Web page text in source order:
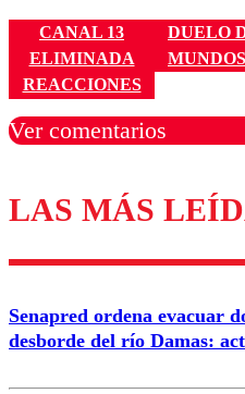
CANAL 13
DUELO
ELIMINADA
REACCIONES
Ver comentarios
Los comentarios son
diálogo
Nombre
Correo
LAS MÁS
Senapred ordena evacuar
desborde del río Damas: